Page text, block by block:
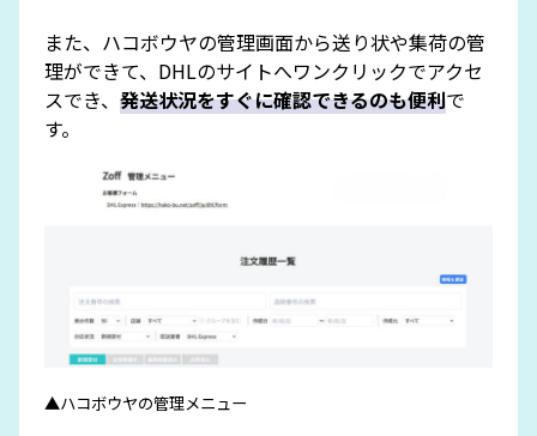
また、ハコボウヤの管理画面から送り状や集荷の管
理ができて、DHLのサイトへワンクリックでアクセ
スでき、 発送状況をすぐに確認できるのも便利で
す。
▲ハコボウヤの管理メニュー